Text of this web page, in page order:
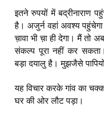
इतने रुपयों में बद्रीनाराण
है। अजुर्न वहां अवश्य
च़ावा भी च़ा ही देगा। मैं तो
संकल्प पूरा नहीं कर
बड़ा दयालु है। मुझजैसे
यह विचार करके गांव का
घर की ओर लौट पड़ा।